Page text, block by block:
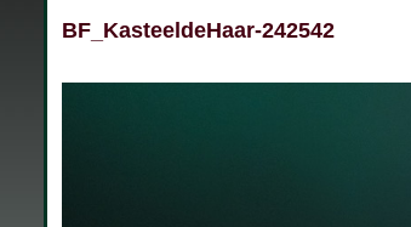
BF_KasteeldeHaar-242542